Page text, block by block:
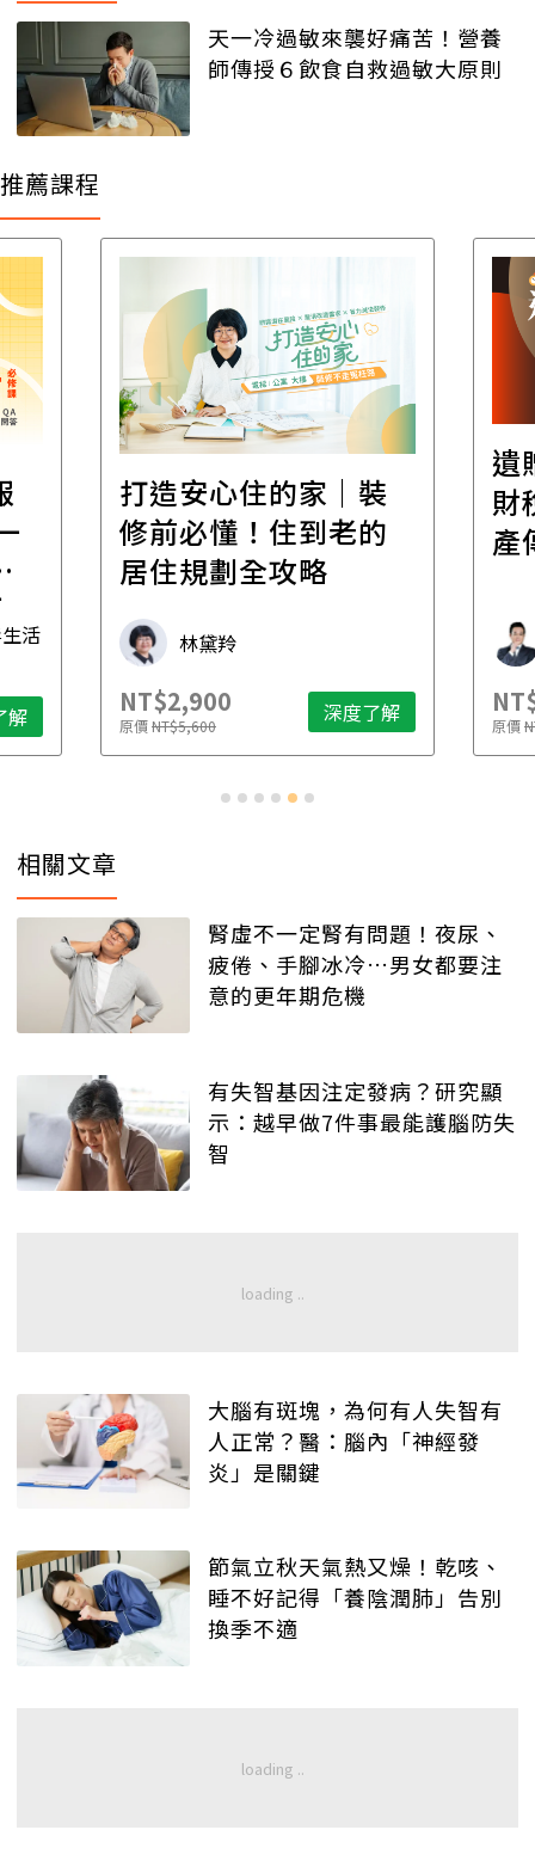
天一冷過敏來襲好痛苦！營養
師傳授６飲食自救過敏大原則
推薦課程
活
解
打造安心住的家｜裝
修前必懂！住到老的
居住規劃全攻略
林黛羚
NT$2,900
原價NT$5,600 深度了解
遺
財
產
原價
相關文章
腎虛不一定腎有問題！夜尿、
疲倦、手腳冰冷…男女都要注
意的更年期危機
有失智基因注定發病？研究顯
示：越早做7件事最能護腦防失
智
大腦有斑塊，為何有人失智有
人正常？醫：腦內「神經發
炎」是關鍵
節氣立秋天氣熱又燥！乾咳、
睡不好記得「養陰潤肺」告別
換季不適